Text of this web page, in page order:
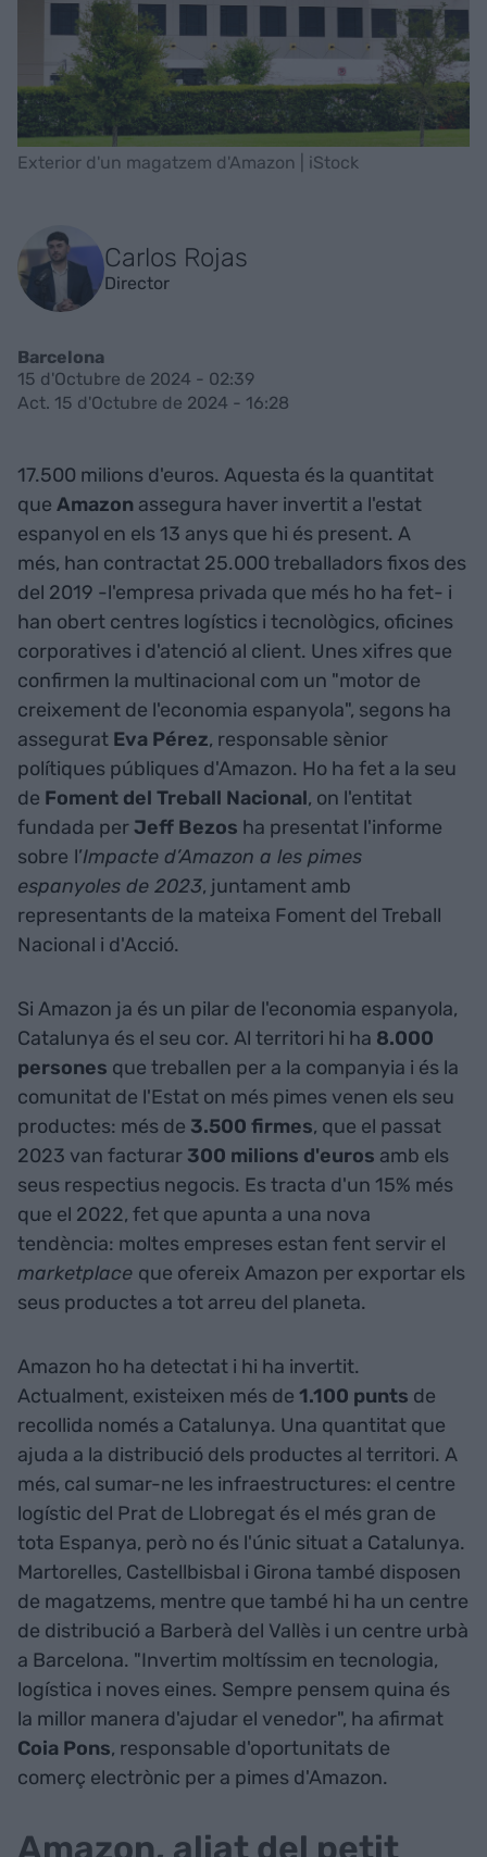
Exterior d'un magatzem d'Amazon | iStock
Carlos Rojas
Director
Barcelona
15 d'Octubre de 2024 - 02:39
Act. 15 d'Octubre de 2024 - 16:28
17.500 milions d'euros. Aquesta és la quantitat
que Amazon assegura haver invertit a l'estat
espanyol en els 13 anys que hi és present. A
més, han contractat 25.000 treballadors fixos des
del 2019 -l'empresa privada que més ho ha fet- i
han obert centres logístics i tecnològics, oficines
corporatives i d'atenció al client. Unes xifres que
confirmen la multinacional com un "motor de
creixement de l'economia espanyola", segons ha
assegurat Eva Pérez, responsable sènior
polítiques públiques d'Amazon. Ho ha fet a la seu
de Foment del Treball Nacional, on l'entitat
fundada perJeff Bezos ha presentat l'informe
sobre l’Impacte d’Amazon a les pimes
espanyoles de 2023, juntament amb
representants de la mateixa Foment del Treball
Nacional i d'Acció.
Si Amazon ja és un pilar de l'economia espanyola,
Catalunya és el seu cor. Al territori hi ha 8.000
persones que treballen per a la companyia i és la
comunitat de l'Estat on més pimes venen els seu
productes: més de 3.500 firmes, que el passat
2023 van facturar 300 milions d'euros amb els
seus respectius negocis. Es tracta d'un 15% més
que el 2022, fet que apunta a una nova
tendència: moltes empreses estan fent servir el
marketplace que ofereix Amazon per exportar els
seus productes a tot arreu del planeta.
Amazon ho ha detectat i hi ha invertit.
Actualment, existeixen més de 1.100 punts de
recollida només a Catalunya. Una quantitat que
ajuda a la distribució dels productes al territori. A
més, cal sumar-ne les infraestructures: el centre
logístic del Prat de Llobregat és el més gran de
tota Espanya, però no és l'únic situat a Catalunya.
Martorelles, Castellbisbal i Girona també disposen
de magatzems, mentre que també hi ha un centre
de distribució a Barberà del Vallès i un centre urbà
a Barcelona. "Invertim moltíssim en tecnologia,
logística i noves eines. Sempre pensem quina és
la millor manera d'ajudar el venedor", ha afirmat
Coia Pons, responsable d'oportunitats de
comerç electrònic per a pimes d'Amazon.
Amazon, aliat del petit